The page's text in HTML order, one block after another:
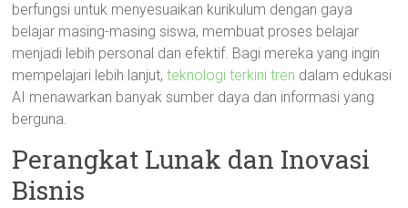
berfungsi untuk menyesuaikan kurikulum dengan gaya
belajar masing-masing siswa, membuat proses belajar
menjadi lebih personal dan efektif. Bagi mereka yang ingin
mempelajari lebih lanjut,teknologi terkini tren dalam edukasi
AI menawarkan banyak sumber daya dan informasi yang
berguna.
Perangkat Lunak dan Inovasi
Bisnis